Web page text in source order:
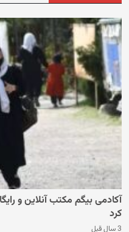
آکادمی بیگم مکتب آنلاین و
کرد
3 سال قبل